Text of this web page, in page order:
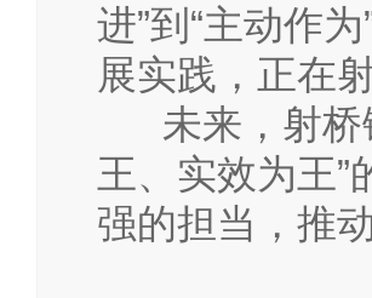
进”到“主动作
展实践，正在
未来，射桥
王、实效为王
强的担当，推